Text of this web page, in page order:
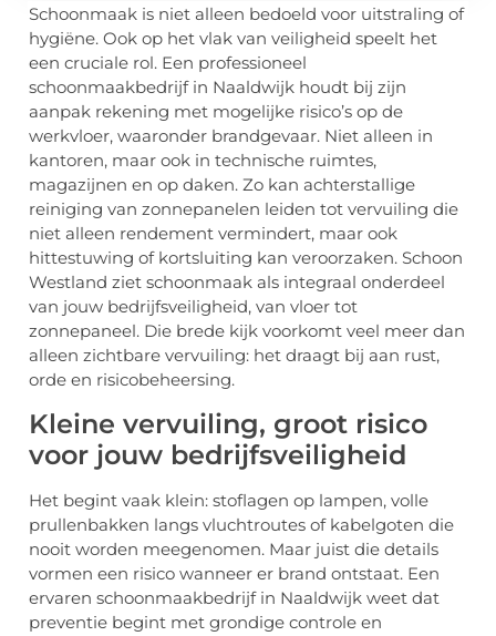
Schoonmaak is niet alleen bedoeld voor uitstraling of
hygiëne. Ook op het vlak van veiligheid speelt het
een cruciale rol. Een professioneel
schoonmaakbedrijf in Naaldwijk houdt bij zijn
aanpak rekening met mogelijke risico’s op de
werkvloer, waaronder brandgevaar. Niet alleen in
kantoren, maar ook in technische ruimtes,
magazijnen en op daken. Zo kan achterstallige
reiniging van zonnepanelen leiden tot vervuiling die
niet alleen rendement vermindert, maar ook
hittestuwing of kortsluiting kan veroorzaken. Schoon
Westland ziet schoonmaak als integraal onderdeel
van jouw bedrijfsveiligheid, van vloer tot
zonnepaneel. Die brede kijk voorkomt veel meer dan
alleen zichtbare vervuiling: het draagt bij aan rust,
orde en risicobeheersing.
Kleine vervuiling, groot risico
voor jouw bedrijfsveiligheid
Het begint vaak klein: stoflagen op lampen, volle
prullenbakken langs vluchtroutes of kabelgoten die
nooit worden meegenomen. Maar juist die details
vormen een risico wanneer er brand ontstaat. Een
ervaren schoonmaakbedrijf in Naaldwijk weet dat
preventie begint met grondige controle en